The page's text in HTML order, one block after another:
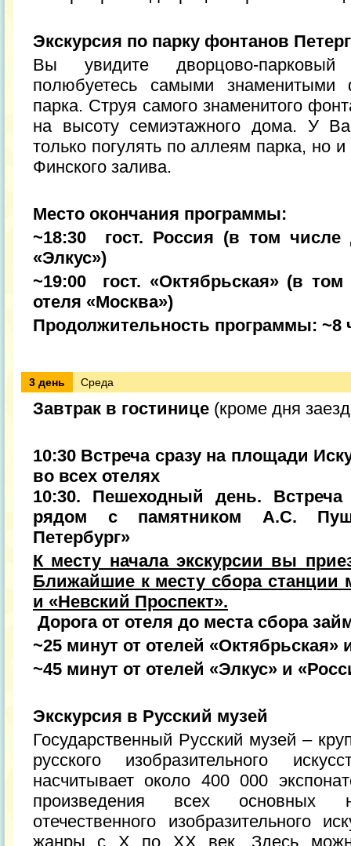
Экскурсия по парку фонтанов
Вы увидите дворцово-
полюбуетесь самыми знаменитыми
парка. Струя самого знаменитого
на высоту семиэтажного дома. У
только погулять по аллеям парка, но
Финского залива.
Место окончания программы:
~18:30 гост. Россия (в том числе
«Элкус»)
~19:00 гост. «Октябрьская» (в
отеля «Москва»)
Продолжительность программы: ~8
3 день Среда
Завтрак в гостинице (кроме дня
10:30 Встреча сразу на площади
во всех отелях
10:30. Пешеходный день.
рядом с памятником А.С.
Петербург»
К месту начала экскурсии вы
Ближайшие к месту сбора станции
и «Невский Проспект».
Дорога от отеля до места сбора
~25 минут от отелей «Октябрьская»
~45 минут от отелей «Элкус» и
Экскурсия в Русский музей
Государственный Русский музей –
русского изобразительного
насчитывает около 400 000
произведения всех основных
отечественного изобразительного
жанры с X по XX век. Здесь